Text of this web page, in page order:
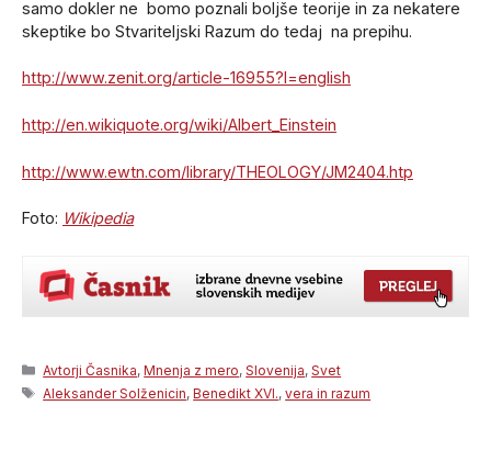
samo dokler ne bomo poznali boljše teorije in za nekatere
skeptike bo Stvariteljski Razum do tedaj na prepihu.
http://www.zenit.org/article-16955?l=english
http://en.wikiquote.org/wiki/Albert_Einstein
http://www.ewtn.com/library/THEOLOGY/JM2404.htp
Foto: Wikipedia
Categories
Avtorji Časnika,Mnenja z mero,Slovenija,Svet
Tags
Aleksander Solženicin,Benedikt XVI.,vera in razum